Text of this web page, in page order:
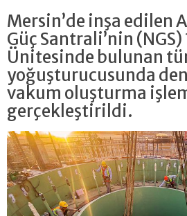
Mersin’de inşa edilen
Güç Santrali’nin (NGS)
Ünitesinde bulunan
yoğuşturucusunda
vakum oluşturma
gerçekleştirildi.